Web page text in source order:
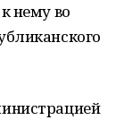
нему во